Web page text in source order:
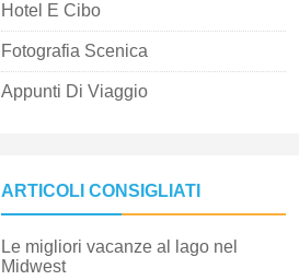
Hotel E Cibo
Fotografia Scenica
Appunti Di Viaggio
ARTICOLI CONSIGLIATI
Le migliori vacanze al lago nel
Midwest